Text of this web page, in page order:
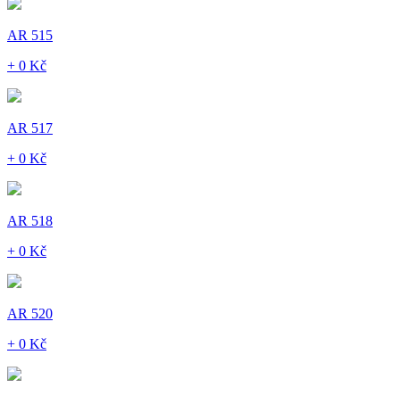
AR 515
+ 0 Kč
AR 517
+ 0 Kč
AR 518
+ 0 Kč
AR 520
+ 0 Kč